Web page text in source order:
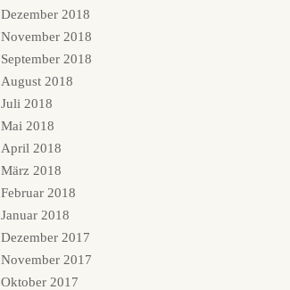
Dezember 2018
November 2018
September 2018
August 2018
Juli 2018
Mai 2018
April 2018
März 2018
Februar 2018
Januar 2018
Dezember 2017
November 2017
Oktober 2017